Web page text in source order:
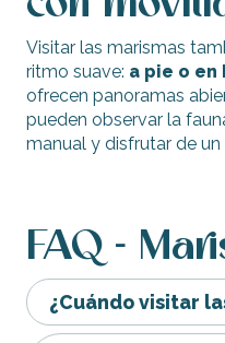
Visitar las marismas
ritmo suave: a pie o
ofrecen panoramas
pueden observar la
manual y disfrutar de un
FAQ -
¿Cuándo visitar